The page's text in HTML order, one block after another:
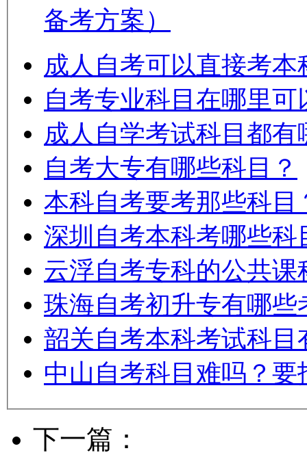
备考方案）
成人自考可以直接考本
自考专业科目在哪里可
成人自学考试科目都有
自考大专有哪些科目？
本科自考要考那些科目
深圳自考本科考哪些科
云浮自考专科的公共课
珠海自考初升专有哪些
韶关自考本科考试科目
中山自考科目难吗？
下一篇：